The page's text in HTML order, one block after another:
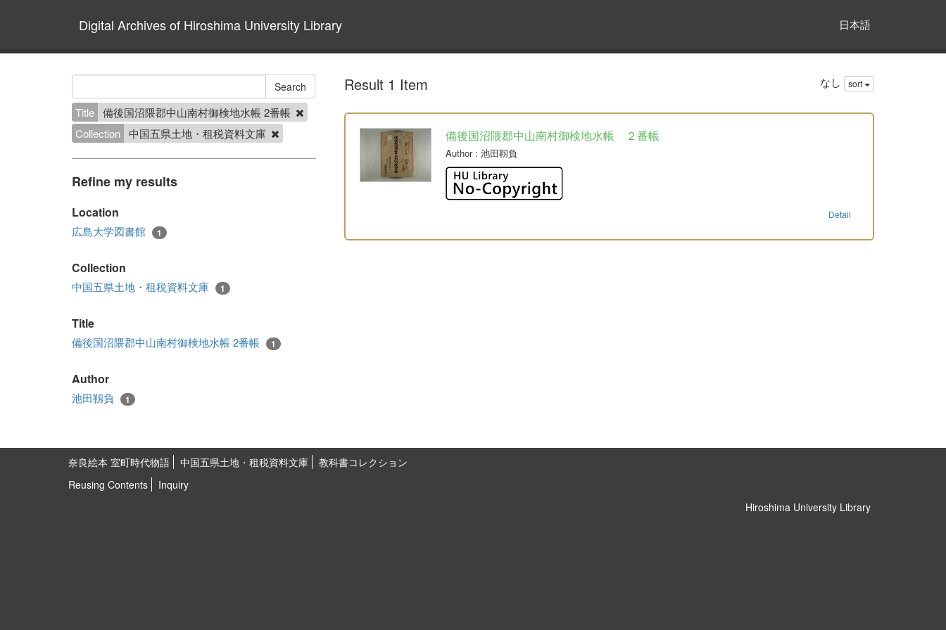
Digital Archives of Hiroshima University Library 日本語
Title 備後国沼隈郡中山南村御検地水帳 2番帳
Collection 中国五県土地・租税資料文庫
Refine my results
Location
広島大学図書館 1
Collection
中国五県土地・租税資料文庫 1
Title
備後国沼隈郡中山南村御検地水帳 2番帳 1
Author
池田靱負 1
Result 1 Item なし sort
備後国沼隈郡中山南村御検地水帳 ２番帳
Author: 池田靱負
Detail
奈良絵本 室町時代物語 中国五県土地・租税資料文庫
教科書コレクション
Reusing Contents
Inquiry
Hiroshima University Library